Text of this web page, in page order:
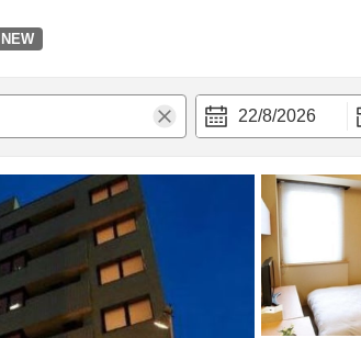
NEW
22/8/2026
สิ่่งอำนวยความสะดวก